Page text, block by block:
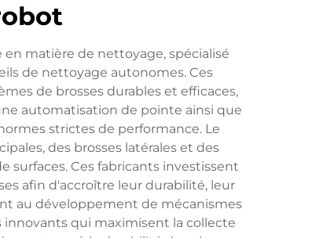
matière de nettoyage, spécialisé
de nettoyage autonomes. Ces
de brosses durables et efficaces,
automatisation de pointe ainsi que
strictes de performance. Le
des brosses latérales et des
surfaces. Ces fabricants investissent
afin d'accroître leur durabilité, leur
au développement de mécanismes
qui maximisent la collecte